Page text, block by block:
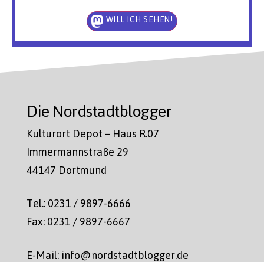
WILL ICH SEHEN!
Die Nordstadtblogger
Kulturort Depot – Haus R.07
Immermannstraße 29
44147 Dortmund
Tel.: 0231 / 9897-6666
Fax: 0231 / 9897-6667
E-Mail: info@nordstadtblogger.de